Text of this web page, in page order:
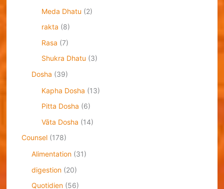
Meda Dhatu (2)
rakta (8)
Rasa (7)
Shukra Dhatu (3)
Dosha (39)
Kapha Dosha (13)
Pitta Dosha (6)
Vāta Dosha (14)
Counsel(178)
Alimentation(31)
digestion(20)
Quotidien(56)